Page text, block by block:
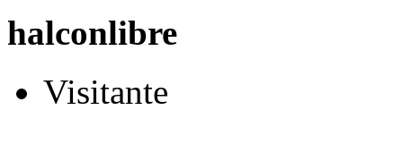
halconlibre
Visitante